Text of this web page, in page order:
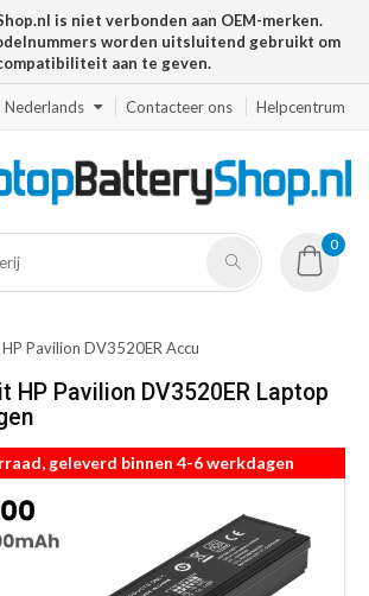
is niet verbonden aan OEM-merken.
worden uitsluitend gebruikt om
aan te geven.
Nederlands Contacteer ons Helpcentrum
0
HP Pavilion DV3520ER Accu
HP Pavilion DV3520ER Laptop
geleverd binnen 4-6 werkdagen